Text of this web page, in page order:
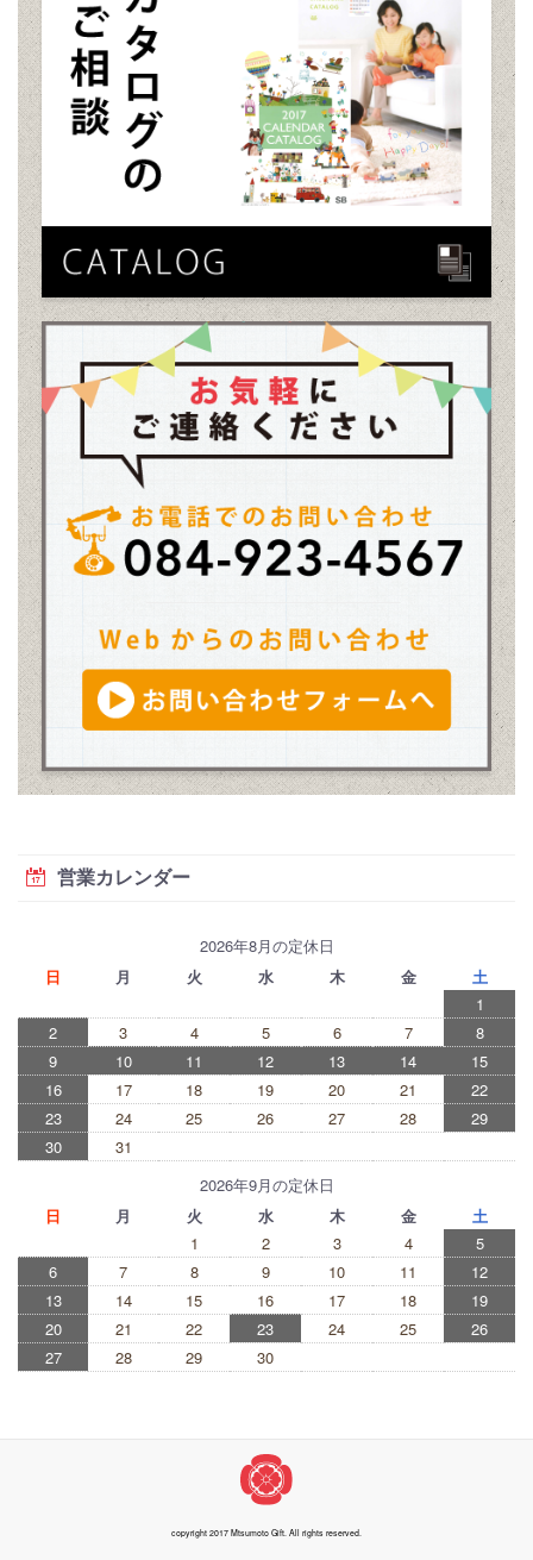
営業カレンダー
2026年8月の定休日
日
月 火 水 木 金
土
1
2
3 4 5 6 7
8
9
10 11 12 13 14
15
16
17 18 19 20 21
22
23
24 25 26 27 28
29
30
31
2026年9月の定休日
日
月 火 水 木 金
土
1
2 3 4
5
6
7 8 9 10 11
12
13
14 15 16 17 18
19
20
21 22 23 24 25
26
27
28 29 30
copyright 2017 Mtsumoto Gift. All rights reserved.